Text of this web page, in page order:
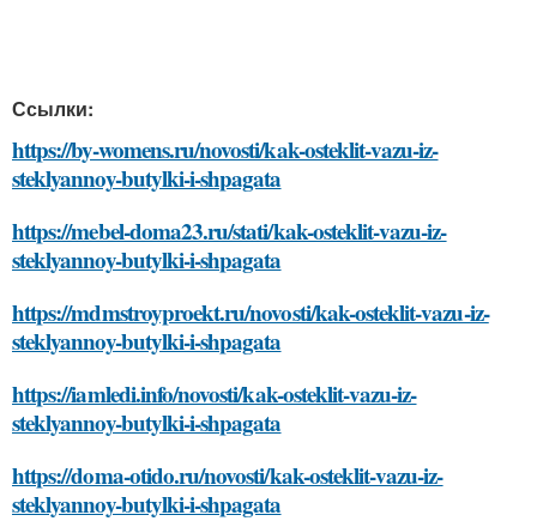
Ссылки:
https://by-womens.ru/novosti/kak-osteklit-vazu-iz-
steklyannoy-butylki-i-shpagata
https://mebel-doma23.ru/stati/kak-osteklit-vazu-iz-
steklyannoy-butylki-i-shpagata
https://mdmstroyproekt.ru/novosti/kak-osteklit-vazu-iz-
steklyannoy-butylki-i-shpagata
https://iamledi.info/novosti/kak-osteklit-vazu-iz-
steklyannoy-butylki-i-shpagata
https://doma-otido.ru/novosti/kak-osteklit-vazu-iz-
steklyannoy-butylki-i-shpagata